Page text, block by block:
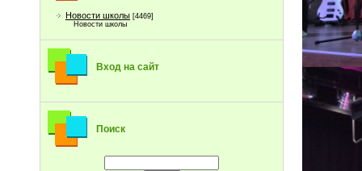
Новости школы [4469]
Новости школы
Вход на сайт
Поиск